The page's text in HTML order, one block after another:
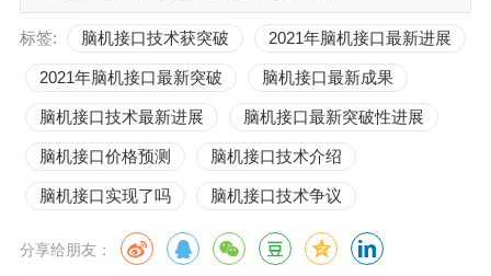
标签: 脑机接口技术获突破 2021年脑机接口最新进展
2021年脑机接口最新突破 脑机接口最新成果
脑机接口技术最新进展 脑机接口最新突破性进展
脑机接口价格预测 脑机接口技术介绍
脑机接口实现了吗 脑机接口技术争议
分享给朋友：